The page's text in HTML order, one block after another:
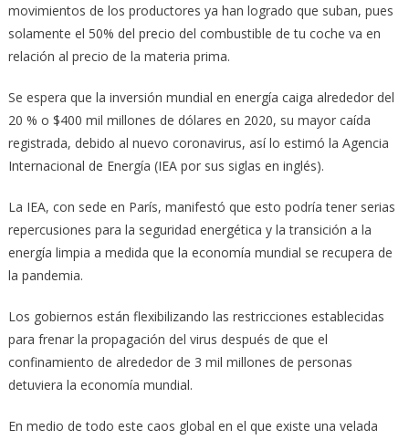
movimientos de los productores ya han logrado que suban, pues
solamente el 50% del precio del combustible de tu coche va en
relación al precio de la materia prima.
Se espera que la inversión mundial en energía caiga alrededor del
20 % o $400 mil millones de dólares en 2020, su mayor caída
registrada, debido al nuevo coronavirus, así lo estimó la Agencia
Internacional de Energía (IEA por sus siglas en inglés).
La IEA, con sede en París, manifestó que esto podría tener serias
repercusiones para la seguridad energética y la transición a la
energía limpia a medida que la economía mundial se recupera de
la pandemia.
Los gobiernos están flexibilizando las restricciones establecidas
para frenar la propagación del virus después de que el
confinamiento de alrededor de 3 mil millones de personas
detuviera la economía mundial.
En medio de todo este caos global en el que existe una velada